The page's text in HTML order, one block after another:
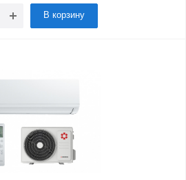
В корзину